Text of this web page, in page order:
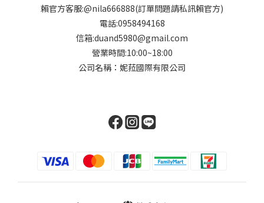
賴官方客服:@nila666888(訂單問題請私訊賴官方)
電話:0958494168
信箱:duand5980@gmail.com
營業時間:10:00~18:00
公司名稱：妮菈國際有限公司